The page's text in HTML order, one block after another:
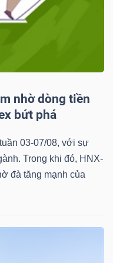
nhờ dòng tiền
bứt phá
03-07/08, với sự
Trong khi đó, HNX-
đà tăng mạnh của